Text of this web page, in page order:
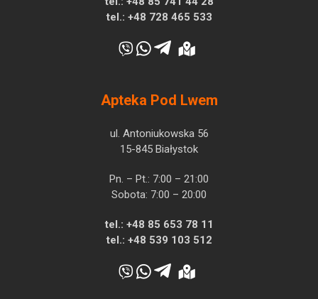
tel.: +48 728 465 533
Apteka Pod Lwem
ul. Antoniukowska 56
15-845 Białystok
Pn. – Pt.: 7:00 – 21:00
Sobota: 7:00 – 20:00
tel.: +48 85 653 78 11
tel.: +48 539 103 512